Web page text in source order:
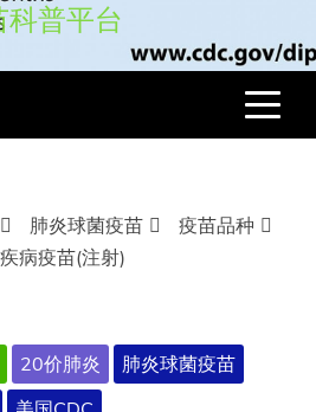
普平台
肺炎球菌疫苗
疫苗品种
病疫苗(注射)
20价肺炎
肺炎球菌疫苗